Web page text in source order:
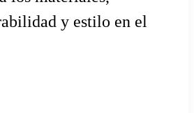
y estilo en el